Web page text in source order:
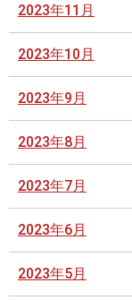
2023年11月
2023年10月
2023年9月
2023年8月
2023年7月
2023年6月
2023年5月